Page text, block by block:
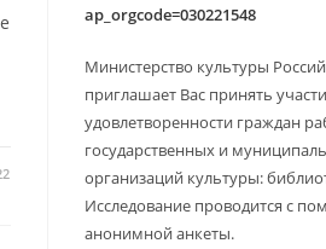
ap_orgcode=030221548
Министерство культуры
приглашает Вас принять
удовлетворенности граждан
государственных и
организаций культуры:
Исследование проводится с
анонимной анкеты.